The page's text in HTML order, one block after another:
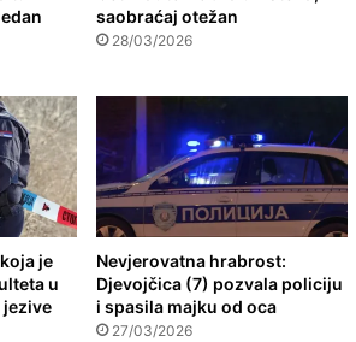
saobraćaj otežan
28/03/2026
je
u
jezive
Nevjerovatna hrabrost:
Djevojčica (7) pozvala policiju
i spasila majku od oca
27/03/2026